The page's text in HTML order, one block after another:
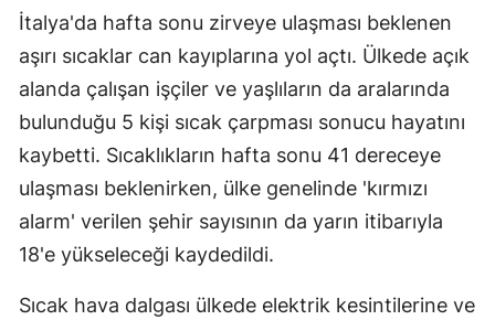
Denizli
Diyarbakır
Edirne
Elazığ
Erzincan
İtalya'da hafta sonu zirveye ulaşması beklenen
aşırı sıcaklar can kayıplarına yol açtı. Ülkede açık
alanda çalışan işçiler ve yaşlıların da aralarında
bulunduğu 5 kişi sıcak çarpması sonucu hayatını
kaybetti. Sıcaklıkların hafta sonu 41 dereceye
ulaşması beklenirken, ülke genelinde 'kırmızı
alarm' verilen şehir sayısının da yarın itibarıyla
18'e yükseleceği kaydedildi.
Sıcak hava dalgası ülkede elektrik kesintilerine ve